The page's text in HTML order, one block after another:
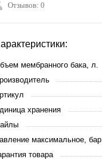
Отзывов: 0
мембранного бака, л.
хранения
максимальное, бар
товара